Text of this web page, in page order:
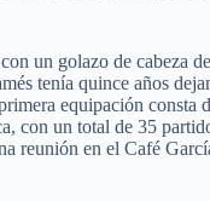
un golazo de cabeza
tenía quince años
equipación consta
con un total de 35
reunión en el Café